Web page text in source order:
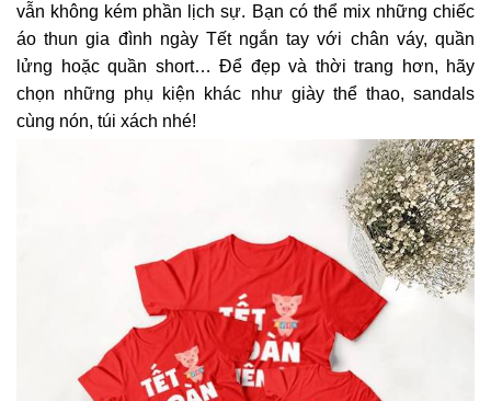
vẫn không kém phần lịch sự. Bạn có thể mix những chiếc
áo thun gia đình ngày Tết ngắn tay với chân váy, quần
lửng hoặc quần short… Để đẹp và thời trang hơn, hãy
chọn những phụ kiện khác như giày thể thao, sandals
cùng nón, túi xách nhé!